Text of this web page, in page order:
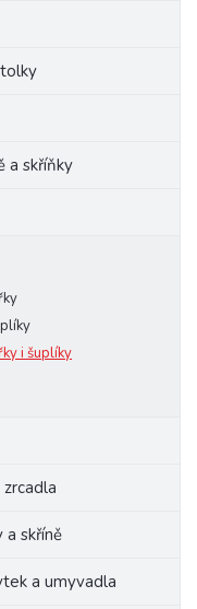
a skříňky
i šuplíky
a skříně
a umyvadla